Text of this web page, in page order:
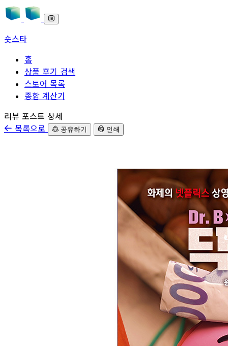
숏스타
홈
상품 후기 검색
스토어 목록
종합 계산기
본문으로 바로가기
리뷰 포스트 상세
목록으로
공유하기 인쇄